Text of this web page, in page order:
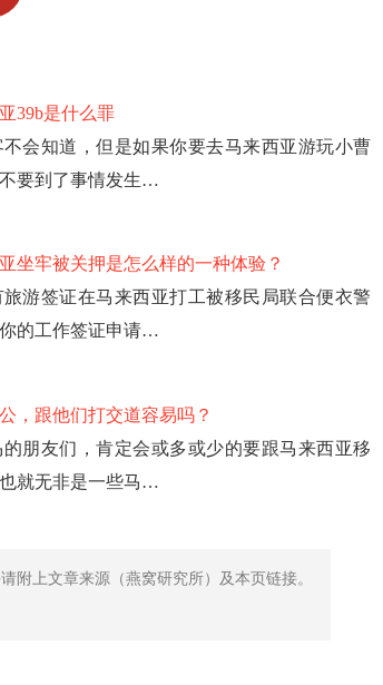
39b是什么罪
会知道，但是如果你要去马来西亚游玩小曹
要到了事情发生…
坐牢被关押是怎么样的一种体验？
游签证在马来西亚打工被移民局联合便衣警
的工作签证申请…
，跟他们打交道容易吗？
朋友们，肯定会或多或少的要跟马来西亚移
就无非是一些马…
附上文章来源（燕窝研究所）及本页链接。